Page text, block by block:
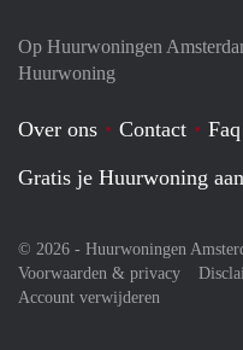
Op Huurwoningen
Huurwoning
Over ons Contact Faq
Gratis je Huurwoning
© 2026 - Huurwoningen
Voorwaarden & privacy
Account verwijderen